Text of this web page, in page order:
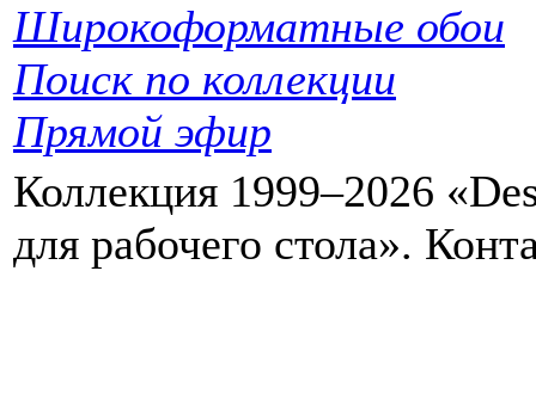
Широкоформатные обои
Поиск по коллекции
Прямой эфир
Коллекция 1999–2026
для рабочего стола».